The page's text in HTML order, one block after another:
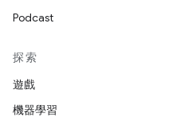
Podcast
探索
遊戲
機器學習